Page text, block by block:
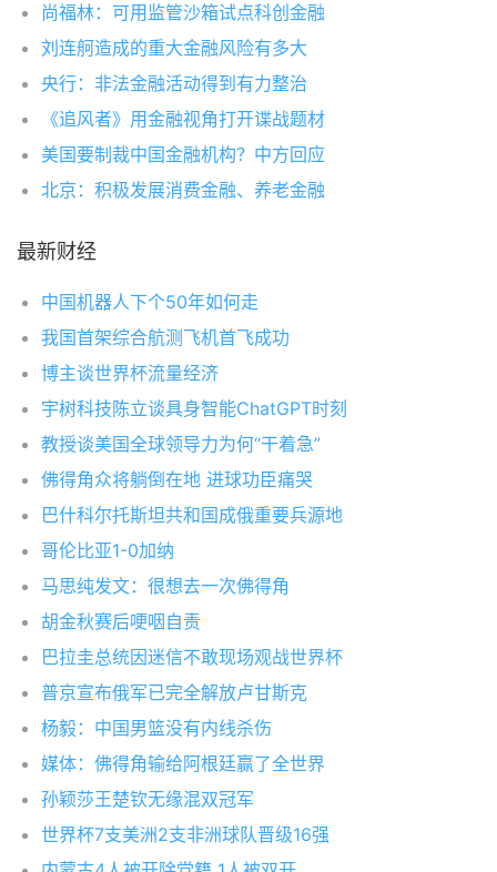
尚福林：可用监管沙箱试点科创金融
刘连舸造成的重大金融风险有多大
央行：非法金融活动得到有力整治
《追风者》用金融视角打开谍战题材
美国要制裁中国金融机构？中方回应
北京：积极发展消费金融、养老金融
最新财经
中国机器人下个50年如何走
我国首架综合航测飞机首飞成功
博主谈世界杯流量经济
宇树科技陈立谈具身智能ChatGPT时刻
教授谈美国全球领导力为何“干着急”
佛得角众将躺倒在地 进球功臣痛哭
巴什科尔托斯坦共和国成俄重要兵源地
哥伦比亚1-0加纳
马思纯发文：很想去一次佛得角
胡金秋赛后哽咽自责
巴拉圭总统因迷信不敢现场观战世界杯
普京宣布俄军已完全解放卢甘斯克
杨毅：中国男篮没有内线杀伤
媒体：佛得角输给阿根廷赢了全世界
孙颖莎王楚钦无缘混双冠军
世界杯7支美洲2支非洲球队晋级16强